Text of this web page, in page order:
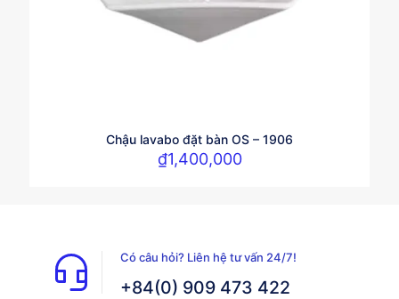
Chậu lavabo đặt bàn OS – 1906
₫1,400,000
Có câu hỏi? Liên hệ tư vấn 24/7!
+84(0) 909 473 422